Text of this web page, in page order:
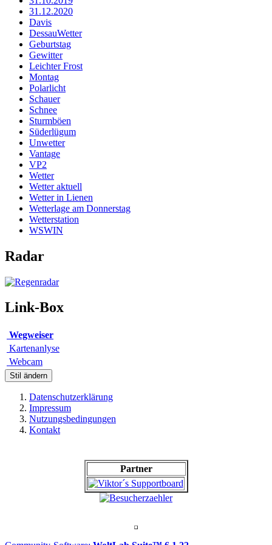
31.12.2020
Davis
DessauWetter
Geburtstag
Gewitter
Leichter Frost
Montag
Polarlicht
Schauer
Schnee
Sturmböen
Süderlügum
Unwetter
Vantage
VP2
Wetter
Wetter aktuell
Wetter in Lienen
Wetterlage am Donnerstag
Wetterstation
WSWIN
Radar
Link-Box
Wegweiser
Kartenanlyse
Webcam
Stil ändern
Datenschutzerklärung
Impressum
Nutzungsbedingungen
Kontakt
Partner